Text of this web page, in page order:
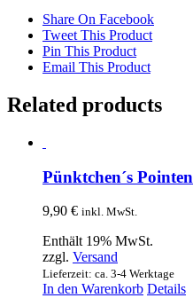
Share On Facebook
Tweet This Product
Pin This Product
Email This Product
Related products
Pünktchen´s Pointen
9,90 € inkl. MwSt.
Enthält 19% MwSt.
zzgl. Versand
Lieferzeit: ca. 3-4 Werktage
In den Warenkorb Details